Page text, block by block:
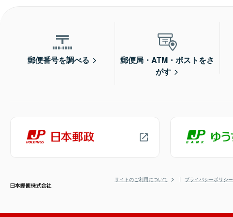
郵便番号を調べる
郵便局・ATM・ポストをさ
がす
サイトのご利用について プライバシーポリシー